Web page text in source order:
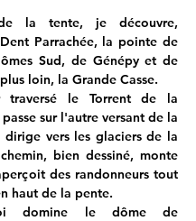
la tente, je découvre,
Parrachée, la pointe de
Sud, de Génépy et de
loin, la Grande Casse.
traversé le Torrent de la
sur l'autre versant de la
dirige vers les glaciers de la
bien dessiné, monte
des randonneurs tout
haut de la pente.
domine le dôme de